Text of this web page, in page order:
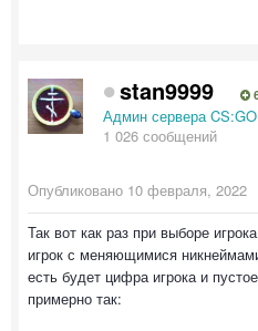
stan9999
Админ сервера CS:GO
1 026 сообщений
Опубликовано 10 февраля, 2022
Так вот как раз при выборе
игрок с меняющимися
есть будет цифра игрока и
примерно так: